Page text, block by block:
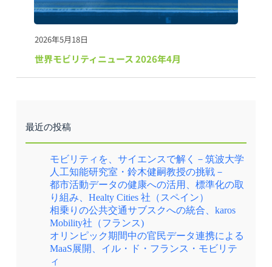
2026年5月18日
世界モビリティニュース 2026年4月
最近の投稿
モビリティを、サイエンスで解く－筑波大学
人工知能研究室・鈴木健嗣教授の挑戦－
都市活動データの健康への活用、標準化の取
り組み、Healty Cities 社（スペイン）
相乗りの公共交通サブスクへの統合、karos
Mobility社（フランス)
オリンピック期間中の官民データ連携による
MaaS展開、イル・ド・フランス・モビリテ
ィ